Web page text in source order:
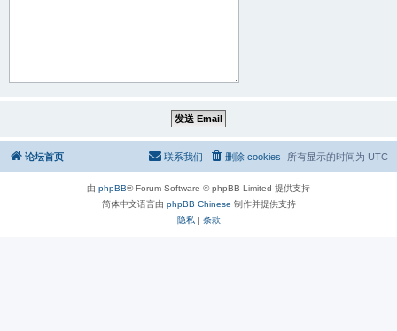
论坛首页 所有显示的时间为 UTC
删除 cookies
联系我们
由 phpBB® Forum Software © phpBB Limited 提供支持
简体中文语言由 phpBB Chinese 制作并提供支持
隐私 | 条款